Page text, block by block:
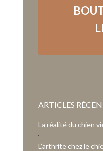
ARTICLES
La réalité du chien
L’arthrite chez le